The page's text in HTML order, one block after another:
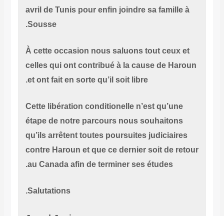
avril de Tunis pour enfin joindre sa
À cette occasion nous saluons tout ceux
celles qui ont contribué à la cause de
et ont fait en sorte qu’il soit libre.
Cette libération conditionelle n’est qu’une
étape de notre parcours nous souhaitons
qu’ils arrêtent toutes poursuites
contre Haroun et que ce dernier soit de
au Canada afin de terminer ses études.
Salutations.